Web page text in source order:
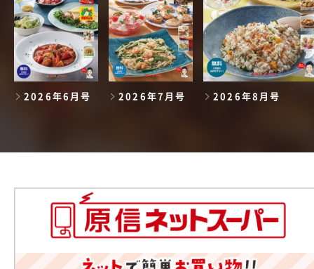
2026年6月号 2026年7月号 2026年8月号